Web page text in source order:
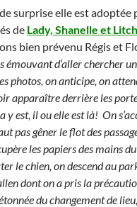
surprise elle est adoptée
de Lady, Shanelle et
bien prévenu Régis et
émouvant d’aller chercher
photos, on anticipe, on
apparaître derrière les
y est, il ou elle est là! On
pas gêner le flot des
les papiers des mains
le chien, on descend au
dont on a pris la
du changement de lieu,